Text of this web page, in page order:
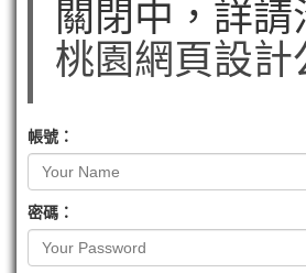
關閉中，詳請
桃園網頁設計
帳號：
密碼：